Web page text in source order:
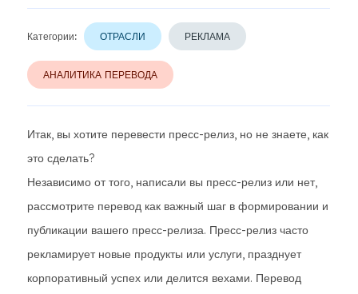
Категории: ОТРАСЛИ РЕКЛАМА
АНАЛИТИКА ПЕРЕВОДА
Итак, вы хотите перевести пресс-релиз, но не знаете, как
это сделать?
Независимо от того, написали вы пресс-релиз или нет,
рассмотрите перевод как важный шаг в формировании и
публикации вашего пресс-релиза. Пресс-релиз часто
рекламирует новые продукты или услуги, празднует
корпоративный успех или делится вехами. Перевод